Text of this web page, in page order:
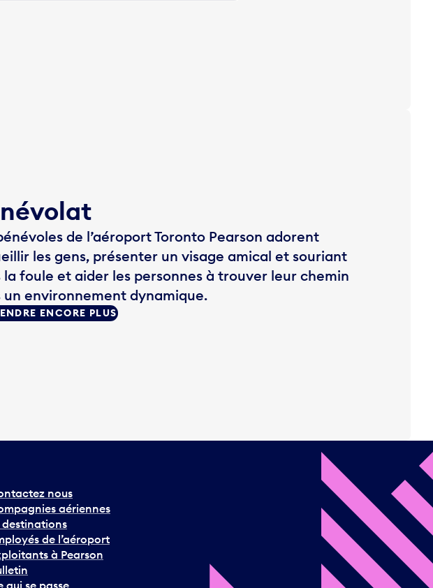
de l’aéroport Toronto Pearson adorent
les gens, présenter un visage amical et souriant
la foule et aider les personnes à trouver leur chemin
un environnement dynamique.
ENCORE PLUS
nous
aériennes
de l’aéroport
à Pearson
qui se passe